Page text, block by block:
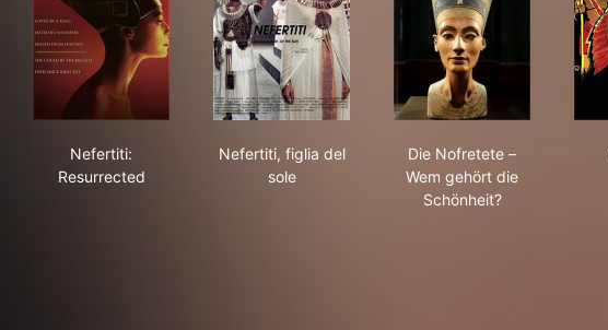
Nefertiti:
Resurrected
Nefertiti, figlia del
sole
Die Nofretete –
Wem gehört die
Schönheit?